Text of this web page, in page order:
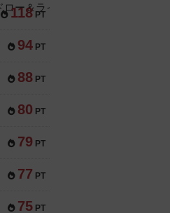
118 PT
94 PT
88 PT
80 PT
79 PT
77 PT
75 PT